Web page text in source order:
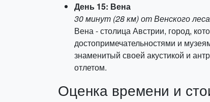
День 15: Вена
30 минут (28 км) от Венского леса
Вена - столица Австрии, город,
достопримечательностями и
знаменитый своей акустикой и
отлетом.
Оценка времени и